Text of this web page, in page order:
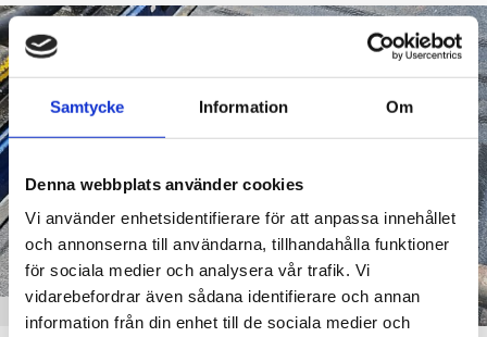
Samtycke Information Om
Denna webbplats använder cookies
Vi använder enhetsidentifierare för att anpassa innehållet
och annonserna till användarna, tillhandahålla funktioner
för sociala medier och analysera vår trafik. Vi
vidarebefordrar även sådana identifierare och annan
information från din enhet till de sociala medier och
RASEBORGS VATTEN